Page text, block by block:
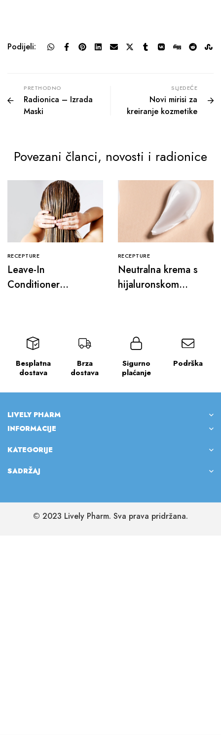
Podijeli:
PRETHODNO
Radionica – Izrada
Maski
SLJEDEĆE
Novi mirisi za
kreiranje kozmetike
Povezani članci, novosti i radionice
RECEPTURE
Leave-In
Conditioner
RECEPTURE
Neutralna krema s
hijaluronskom
Besplatna
dostava
Brza
dostava
Sigurno
plaćanje
Podrška
LIVELY PHARM
INFORMACIJE
KATEGORIJE
SADRŽAJ
© 2023 Lively Pharm. Sva prava pridržana.